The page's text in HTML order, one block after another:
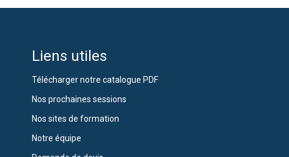
Liens utiles
Télécharger notre catalogue PDF
Nos prochaines sessions
Nos sites de formation
Notre équipe